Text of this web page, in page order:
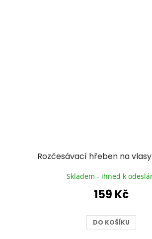
Rozčesávací hřeben na vlasy
Skladem - ihned k
159 Kč
DO KOŠÍKU